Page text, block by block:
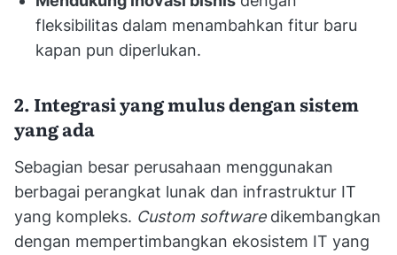
fleksibilitas dalam menambahkan fitur baru
kapan pun diperlukan.
2. Integrasi yang mulus dengan sistem
yang ada
Sebagian besar perusahaan menggunakan
berbagai perangkat lunak dan infrastruktur IT
yang kompleks. Custom softwaredikembangkan
dengan mempertimbangkan ekosistem IT yang